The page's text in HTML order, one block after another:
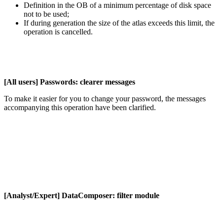
Definition in the OB of a minimum percentage of disk space
not to be used;
If during generation the size of the atlas exceeds this limit, the
operation is cancelled.
[All users] Passwords: clearer messages
To make it easier for you to change your password, the messages
accompanying this operation have been clarified.
[Analyst/Expert] DataComposer: filter module